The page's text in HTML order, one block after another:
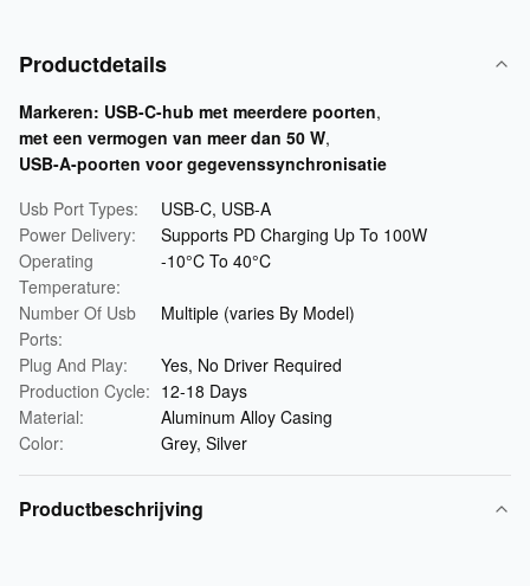
Productdetails
Markeren: USB-C-hub met meerdere poorten,
met een vermogen van meer dan 50 W,
USB-A-poorten voor gegevenssynchronisatie
Usb Port Types:
USB-C, USB-A
Power Delivery:
Supports PD Charging Up To 100W
Operating
Temperature:
-10°C To 40°C
Number Of Usb
Ports:
Multiple (varies By Model)
Plug And Play:
Yes, No Driver Required
Production Cycle: 12-18 Days
Material:
Aluminum Alloy Casing
Color:
Grey, Silver
Productbeschrijving